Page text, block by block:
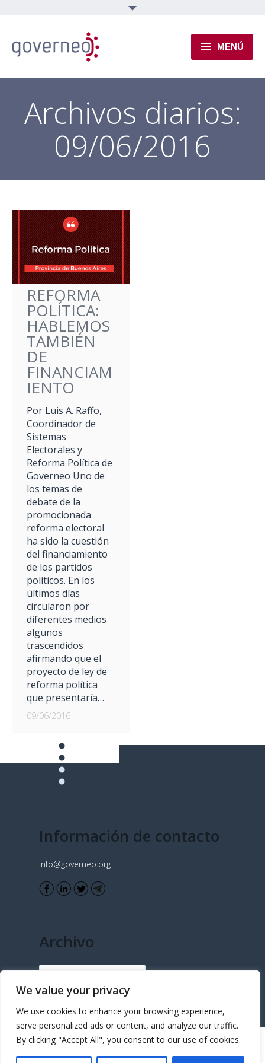
We value your privacy
We use cookies to enhance your browsing experience,
serve personalized ads or content, and analyze our traffic.
By clicking "Accept All", you consent to our use of cookies.
MENÚ
INSTITUCIONAL
EJES TEMÁTICOS
NOVEDADES
Archivos diarios:
09/06/2016
REFORMA
POLÍTICA:
HABLEMOS
TAMBIÉN
DE
FINANCIAM
IENTO
Por Luis A. Raffo,
Coordinador de
Sistemas
Electorales y
Reforma Política de
Governeo Uno de
los temas de
debate de la
promocionada
reforma electoral
ha sido la cuestión
del financiamiento
de los partidos
políticos. En los
últimos días
circularon por
diferentes medios
algunos
trascendidos
afirmando que el
proyecto de ley de
reforma política
que presentaría…
09/06/2016
Información de contacto
info@governeo.org
Archivo
Archivo